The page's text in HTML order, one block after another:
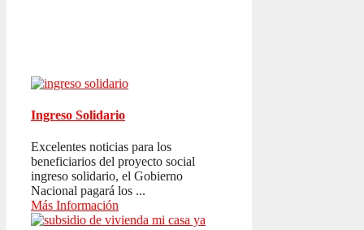
Ingreso Solidario
Excelentes noticias para los
beneficiarios del proyecto social
ingreso solidario, el Gobierno
Nacional pagará los ...
Más Información